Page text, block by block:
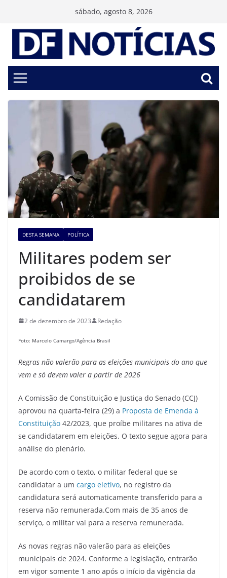
conteúdo
sábado, agosto 8, 2026
DESTA SEMANA POLÍTICA
Militares podem ser
proibidos de se
candidatarem
2 de dezembro de 2023 Redação
Foto: Marcelo Camargo/Agência Brasil
Regras não valerão para as eleições municipais do ano que
vem e só devem valer a partir de 2026
A Comissão de Constituição e Justiça do Senado (CCJ)
aprovou na quarta-feira (29) a Proposta de Emenda à
Constituição 42/2023, que proíbe militares na ativa de
se candidatarem em eleições. O texto segue agora para
análise do plenário.
De acordo com o texto, o militar federal que se
candidatar a um cargo eletivo, no registro da
candidatura será automaticamente transferido para a
reserva não remunerada.Com mais de 35 anos de
serviço, o militar vai para a reserva remunerada.
As novas regras não valerão para as eleições
municipais de 2024. Conforme a legislação, entrarão
em vigor somente 1 ano após o início da vigência da